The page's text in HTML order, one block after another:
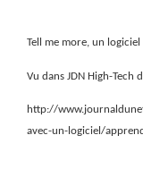
Tell me more, un
Vu dans JDN High-Tech
http://
avec-un-logiciel/